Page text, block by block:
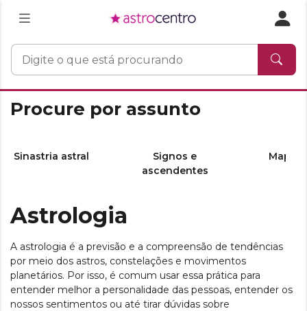
Procure por assunto
Sinastria astral
Signos e
ascendentes
Mapa
Astrologia
A astrologia é a previsão e a compreensão de tendências
por meio dos astros, constelações e movimentos
planetários. Por isso, é comum usar essa prática para
entender melhor a personalidade das pessoas, entender os
nossos sentimentos ou até tirar dúvidas sobre